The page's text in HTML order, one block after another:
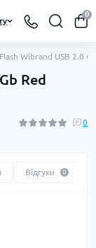
0
Flash Wibrand USB 2.0
Red
0
Відгуки 0